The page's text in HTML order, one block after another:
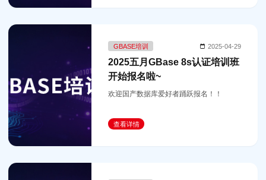
GBASE培训 2025-04-29
2025五月GBase 8s认证培训班
开始报名啦~
欢迎国产数据库爱好者踊跃报名！！
查看详情